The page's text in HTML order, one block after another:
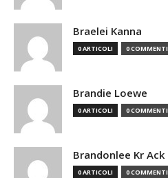
Braelei Kanna
0 ARTICOLI 0 COMMENTI
Brandie Loewe
0 ARTICOLI 0 COMMENTI
Brandonlee Kr Ack
0 ARTICOLI 0 COMMENTI